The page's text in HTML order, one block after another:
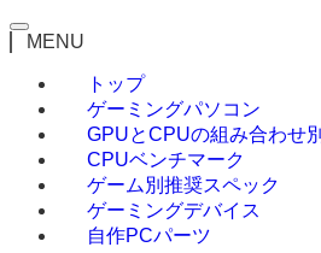
MENU
トップ
ゲーミングパソコン
GPUとCPUの組み合わせ
CPUベンチマーク
ゲーム別推奨スペック
ゲーミングデバイス
自作PCパーツ